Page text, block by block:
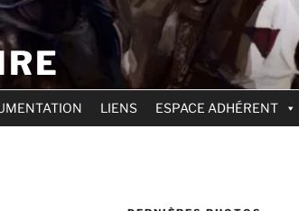
LIENS ESPACE ADHÉRENT